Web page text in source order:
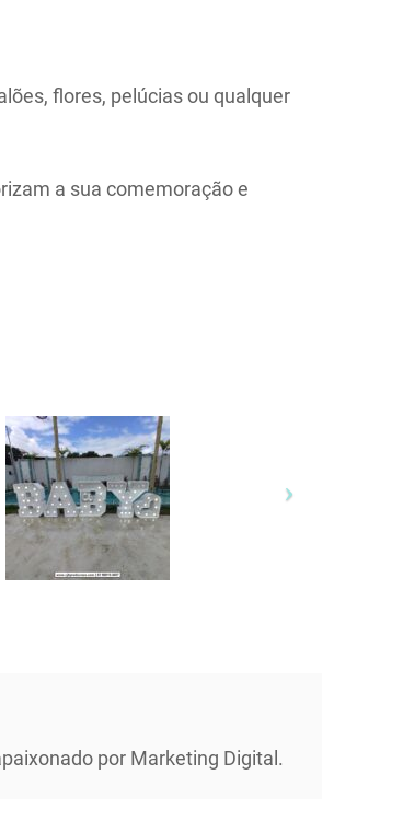
flores, pelúcias ou qualquer
a sua comemoração e
por Marketing Digital.